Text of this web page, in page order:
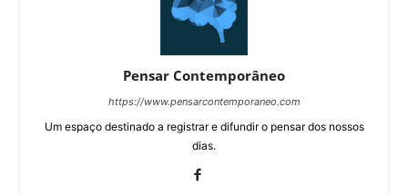
Pensar Contemporâneo
https://www.pensarcontemporaneo.com
Um espaço destinado a registrar e difundir o pensar dos nossos
dias.